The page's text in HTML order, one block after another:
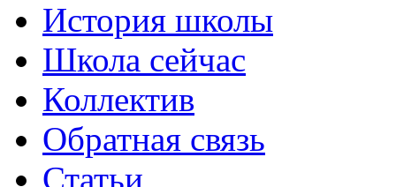
История школы
Школа сейчас
Коллектив
Обратная связь
Статьи